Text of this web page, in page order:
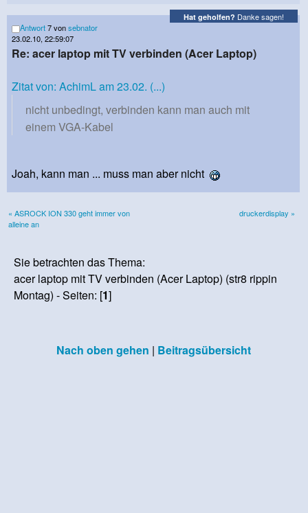
Hat geholfen? Danke sagen!
Antwort7 vonsebnator
23.02.10, 22:59:07
Re: acer laptop mit TV verbinden (Acer Laptop)
Zitat von: AchimL am 23.02. (...)
nicht unbedingt, verbinden kann man auch mit
einem VGA-Kabel
Joah, kann man ... muss man aber nicht
« ASROCK ION 330 geht immer von
alleine an
druckerdisplay »
Sie betrachten das Thema:
acer laptop mit TV verbinden (Acer Laptop) (str8 rippin
Montag) - Seiten: [1]
Nach oben gehen | Beitragsübersicht